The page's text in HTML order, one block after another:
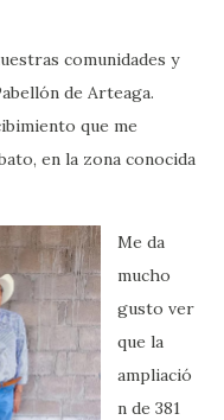
comunidades y
de Arteaga.
que me
en la zona conocida
Me da
mucho
gusto ver
que la
ampliació
n de 381